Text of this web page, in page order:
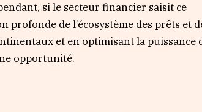
si le secteur financier saisit ce
de l’écosystème des prêts et
et en optimisant la puissance
opportunité.